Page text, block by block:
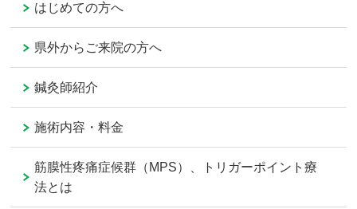
はじめての方へ
県外からご来院の方へ
鍼灸師紹介
施術内容・料金
筋膜性疼痛症候群（MPS）、トリガーポイント療
法とは